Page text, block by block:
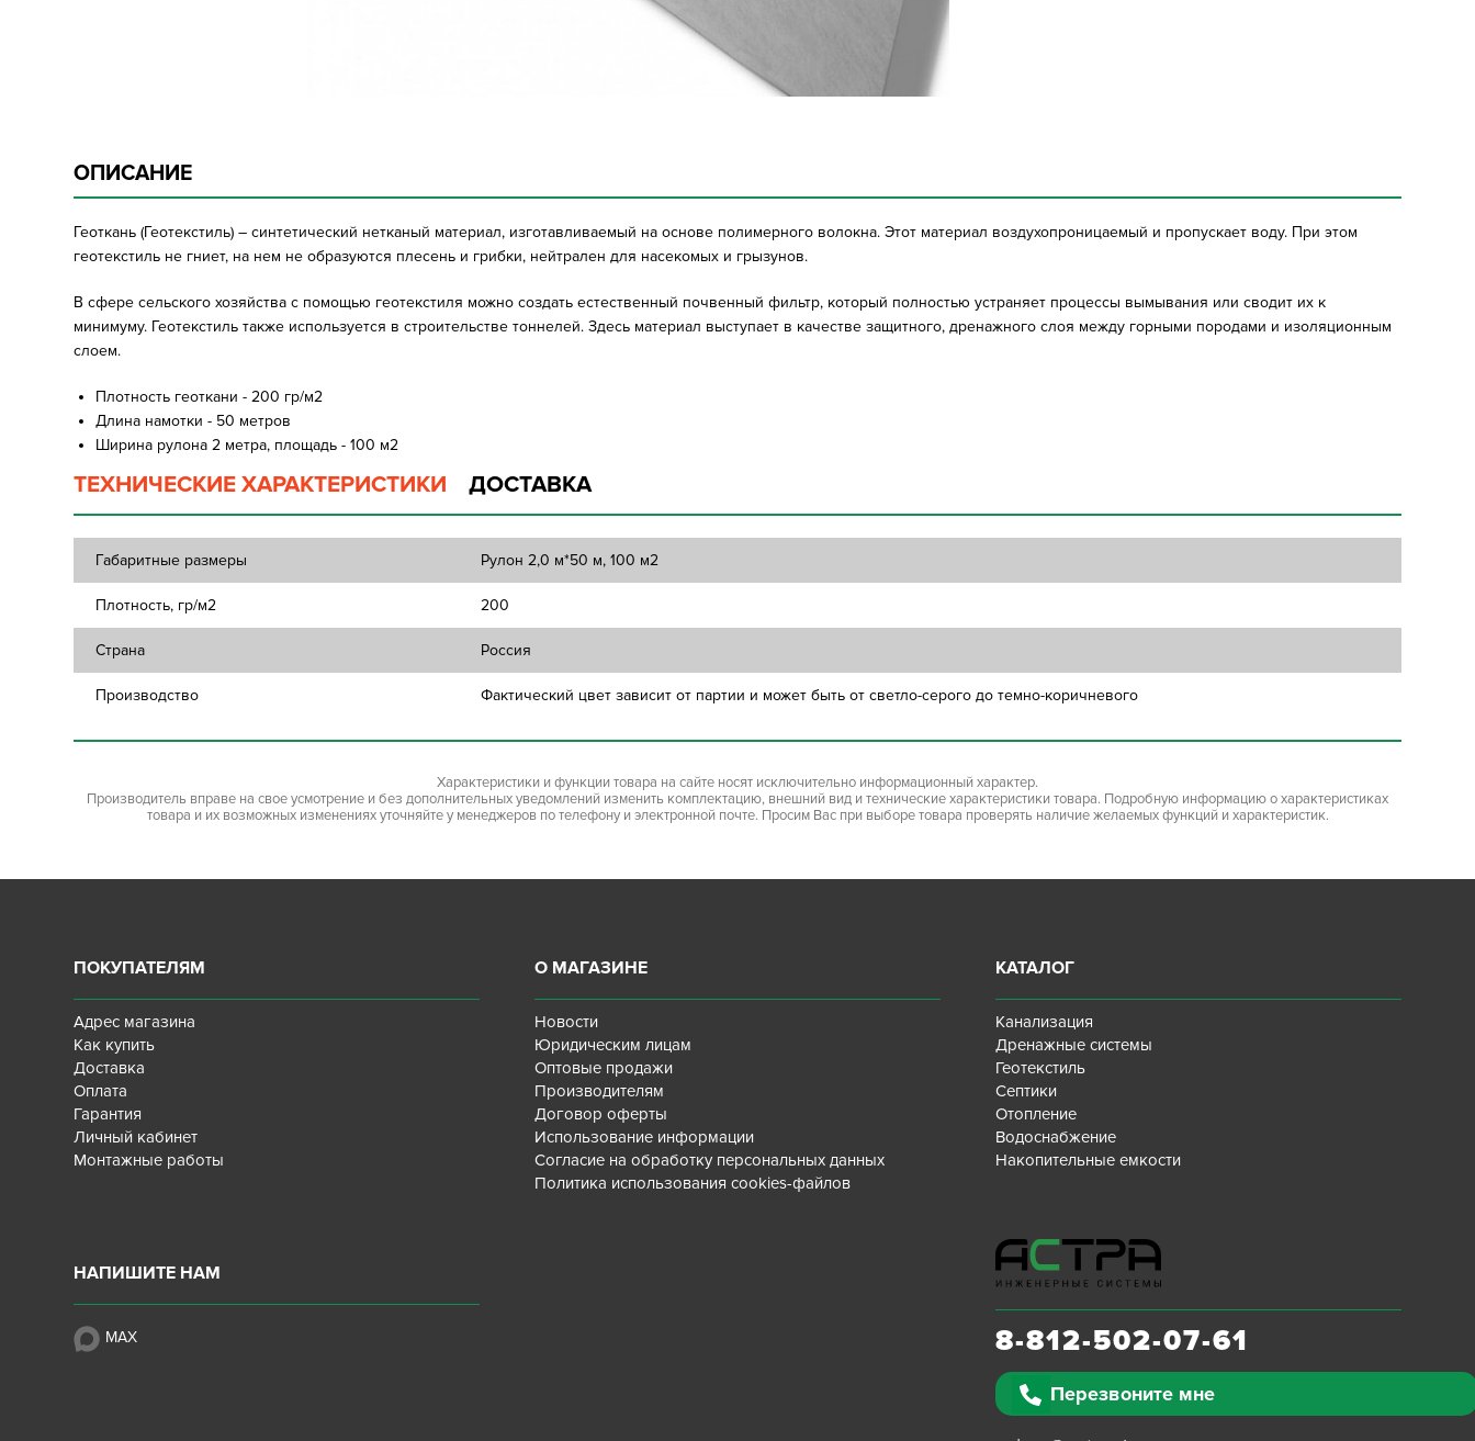
ОПИСАНИЕ
Геоткань (Геотекстиль) – синтетический нетканый материал, изготавливаемый на основе полимерного волокна. Этот материал воздухопроницаемый и пропускает воду. При этом
геотекстиль не гниет, на нем не образуются плесень и грибки, нейтрален для насекомых и грызунов.
В сфере сельского хозяйства с помощью геотекстиля можно создать естественный почвенный фильтр, который полностью устраняет процессы вымывания или сводит их к
минимуму. Геотекстиль также используется в строительстве тоннелей. Здесь материал выступает в качестве защитного, дренажного слоя между горными породами и изоляционным
слоем.
Плотность геоткани - 200 гр/м2
Длина намотки - 50 метров
Ширина рулона 2 метра, площадь - 100 м2
ТЕХНИЧЕСКИЕ ХАРАКТЕРИСТИКИ ДОСТАВКА
Габаритные размеры Рулон 2,0 м*50 м, 100 м2
Плотность, гр/м2 200
Страна Россия
Производство Фактический цвет зависит от партии и может быть от светло-серого до темно-коричневого
Характеристики и функции товара на сайте носят исключительно информационный характер.
Производитель вправе на свое усмотрение и без дополнительных уведомлений изменить комплектацию, внешний вид и технические характеристики товара. Подробную информацию о характеристиках
товара и их возможных изменениях уточняйте у менеджеров по телефону и электронной почте. Просим Вас при выборе товара проверять наличие желаемых функций и характеристик.
8-812-502-07-61
Перезвоните мне
ПОКУПАТЕЛЯМ
Адрес магазина
Как купить
Доставка
Оплата
Гарантия
Личный кабинет
Монтажные работы
О МАГАЗИНЕ
Новости
Юридическим лицам
Оптовые продажи
Производителям
Договор оферты
Использование информации
Согласие на обработку персональных данных
Политика использования cookies-файлов
КАТАЛОГ
Канализация
Дренажные системы
Геотекстиль
Септики
Отопление
Водоснабжение
Накопительные емкости
НАПИШИТЕ НАМ
MAX